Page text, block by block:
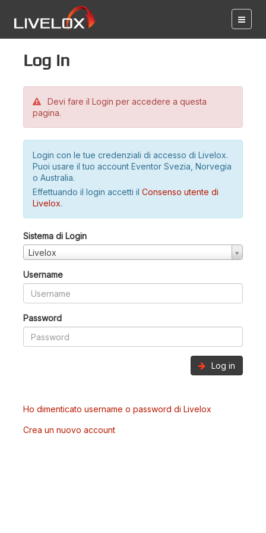
Log in
Devi fare il Login per accedere a questa
pagina.
Login con le tue credenziali di accesso di Livelox.
Puoi usare il tuo account Eventor Svezia, Norvegia
o Australia.
Effettuando il login accetti il Consenso utente di
Livelox.
Sistema di Login
Livelox
Username
Password
Log in
Ho dimenticato username o password di Livelox
Crea un nuovo account